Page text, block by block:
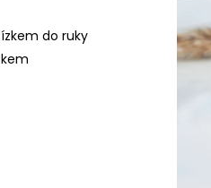
do ruky